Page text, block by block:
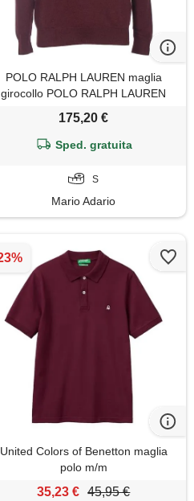
POLO RALPH LAUREN maglia
girocollo POLO RALPH LAUREN
175,20 €
Sped. gratuita
S
Mario Adario
United Colors of Benetton maglia
polo m/m
35,23 € 45,95 €